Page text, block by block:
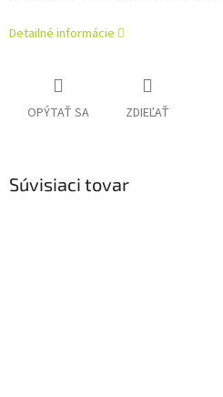
Detailné informácie
OPÝTAŤ SA ZDIEĽAŤ
Súvisiaci tovar